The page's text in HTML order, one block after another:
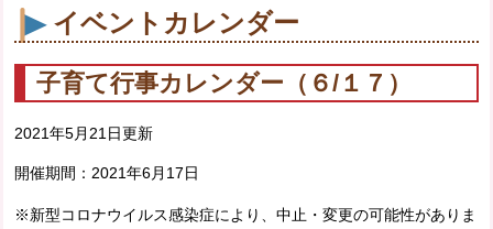
イベントカレンダー
子育て行事カレンダー（６/１７）
2021年5月21日更新
開催期間： 2021年6月17日
※新型コロナウイルス感染症により、中止・変更の可能性がありま